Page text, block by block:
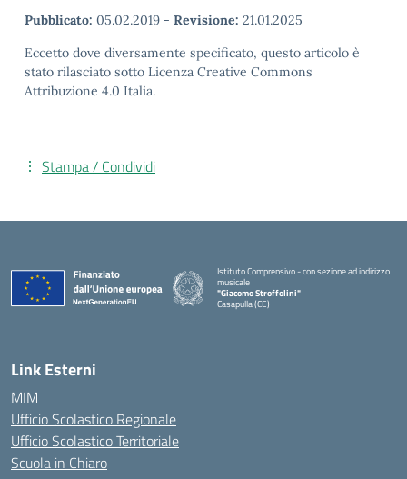
Pubblicato: 05.02.2019 - Revisione: 21.01.2025
Eccetto dove diversamente specificato, questo articolo è
stato rilasciato sotto Licenza Creative Commons
Attribuzione 4.0 Italia.
Stampa / Condividi
Istituto Comprensivo - con sezione ad indirizzo
musicale
"Giacomo Stroffolini"
Casapulla (CE)
Link Esterni
MIM
Ufficio Scolastico Regionale
Ufficio Scolastico Territoriale
Scuola in Chiaro